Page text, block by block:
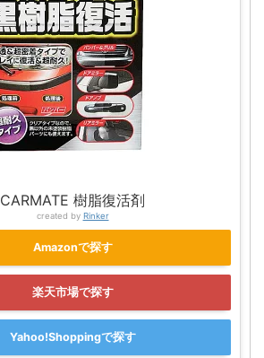
CARMATE 樹脂復活剤
created by Rinker
Amazonで探す
楽天市場で探す
Yahoo!Shoppingで探す